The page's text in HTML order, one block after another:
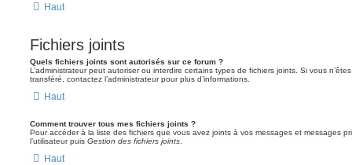
Haut
Fichiers joints
Quels fichiers joints sont autorisés sur ce forum ?
L’administrateur peut autoriser ou interdire certains types de fichiers joints. Si vous
transféré, contactez l’administrateur pour plus d’informations.
Haut
Comment trouver tous mes fichiers joints ?
Pour accéder à la liste des fichiers que vous avez joints à vos messages et messages
l’utilisateur puis Gestion des fichiers joints
Haut